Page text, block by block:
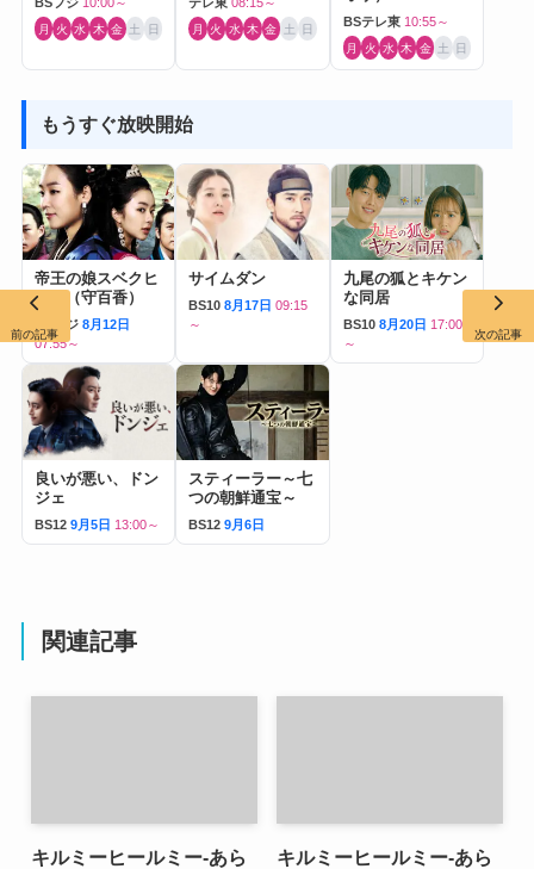
月 火 水 木 金 土 日 月 火 水 木 金 土 日 BSテレ東 10:55～
月 火 水 木 金 土 日
もうすぐ放映開始
帝王の娘スベクヒ
ャン（守百香）
BSフジ 8月12日
07:55～
サイムダン
BS10 8月17日 09:15
～
九尾の狐とキケン
な同居
BS10 8月20日 17:00
～
良いが悪い、ドン
ジェ
BS12 9月5日 13:00～
スティーラー～七
つの朝鮮通宝～
BS12 9月6日
関連記事
キルミーヒールミー-あら
キルミーヒールミー-あら
前の記事 次の記事